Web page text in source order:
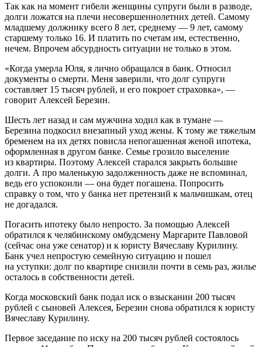
Так как на момент гибели женщины супруги были в разводе,
долги ложатся на плечи несовершеннолетних детей. Самому
младшему должнику всего 8 лет, среднему — 9 лет, самому
старшему только 16. И платить по счетам им, естественно,
нечем. Впрочем абсурдность ситуации не только в этом.
«Когда умерла Юля, я лично обращался в банк. Относил
документы о смерти. Меня заверили, что долг супруги
составляет 15 тысяч рублей, и его покроет страховка», —
говорит Алексей Березин.
Шесть лет назад и сам мужчина ходил как в тумане —
Березина подкосил внезапный уход жены. К тому же тяжелым
бременем на их детях повисла непогашенная женой ипотека,
оформленная в другом банке. Семье грозило выселение
из квартиры. Поэтому Алексей старался закрыть большие
долги. А про маленькую задолженность даже не вспоминал,
ведь его успокоили — она будет погашена. Попросить
справку о том, что у банка нет претензий к мальчишкам, отец
не догадался.
Погасить ипотеку было непросто. За помощью Алексей
обратился к челябинскому омбудсмену Маргарите Павловой
(сейчас она уже сенатор) и к юристу Вячеславу Курилину.
Банк учел непростую семейную ситуацию и пошел
на уступки: долг по квартире снизили почти в семь раз, жилье
осталось в собственности детей.
Когда московский банк подал иск о взыскании 200 тысяч
рублей с сыновей Алексея, Березин снова обратился к юристу
Вячеславу Курилину.
Первое заседание по иску на 200 тысяч рублей состоялось